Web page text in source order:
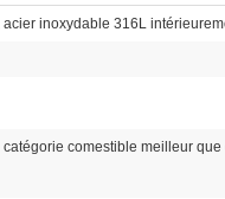
inoxydable 316L
comestible meilleur que